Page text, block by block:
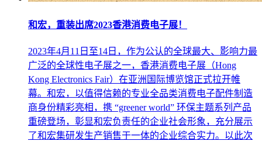
和宏，重装出席2023香港消费电子展！
2023年4月11日至14日，作为公认的全球最大、影响力最
广泛的全球性电子展之一，香港消费电子展（Hong
Kong Electronics Fair）在亚洲国际博览馆正式拉开帷
幕。和宏，以值得信赖的专业全品类消费电子配件制造
商身份精彩亮相，携 “greener world” 环保主题系列产品
重磅登场，彰显和宏负责任的企业社会形象，充分展示
了和宏集研发生产销售于一体的企业综合实力。以此次